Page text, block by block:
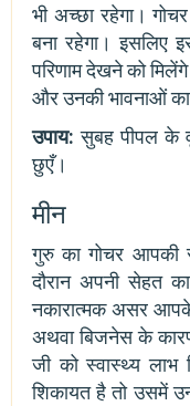
भी अच्छा रहेगा।
बना रहेगा। इसलिए
परिणाम देखने को
और उनकी भावनाओं
उपाय:सुबह पीपल के
छुएँ।
मीन
गुरु का गोचर आपकी
दौरान अपनी सेहत
नकारात्मक असर
अथवा बिजनेस के
जी को स्वास्थ्य लाभ
शिकायत है तो उसमें